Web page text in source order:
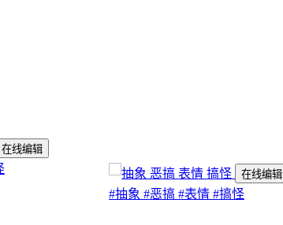
在线编辑
在线编辑
#抽象 #恶搞 #表情 #搞怪